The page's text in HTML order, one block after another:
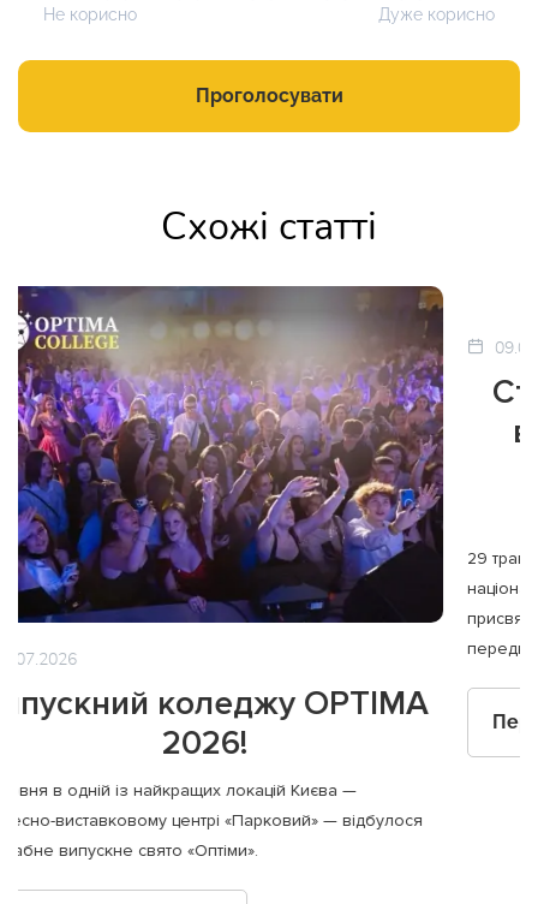
Не корисно Дуже корисно
Проголосувати
Схожі статті
09.06.2026
Студенти коледжу OPTIMA
взяли участь у Першому
національному форумі
коледжів
національний форум коледжів — всеукраїнський проєкт,